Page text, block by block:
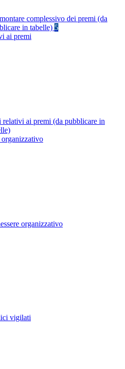
complessivo dei premi (da
in tabelle) 5
ai premi
relativi ai premi (da pubblicare in
organizzativo
organizzativo
vigilati